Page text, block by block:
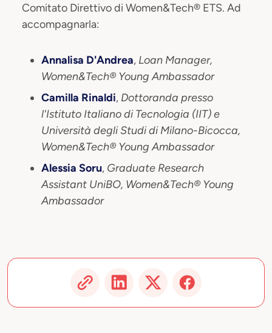
Comitato Direttivo di Women&Tech® ETS. Ad
accompagnarla:
Annalisa D'Andrea, Loan Manager,
Women&Tech® Young Ambassador
Camilla Rinaldi, Dottoranda presso
l'Istituto Italiano di Tecnologia (IIT) e
Università degli Studi di Milano-Bicocca,
Women&Tech® Young Ambassador
Alessia Soru, Graduate Research
Assistant UniBO, Women&Tech® Young
Ambassador